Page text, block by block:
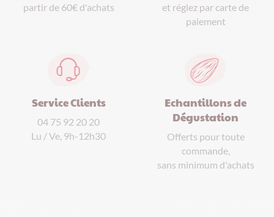
partir de 60€ d'achats
et réglez par carte de
paiement
Service Clients
04 75 92 20 20
Lu / Ve, 9h-12h30
Echantillons de
Dégustation
Offerts pour toute
commande,
sans minimum d'achats